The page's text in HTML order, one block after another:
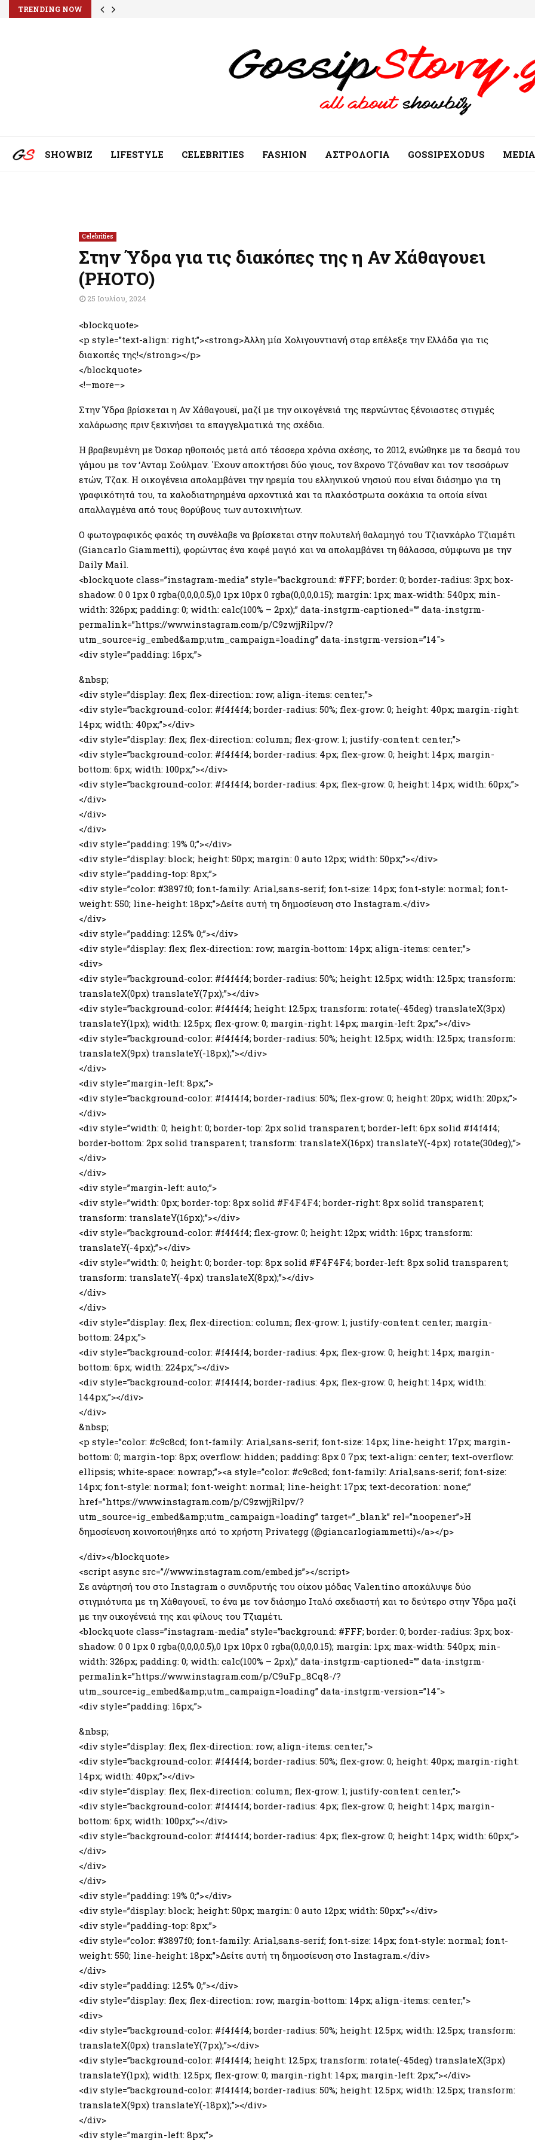
TRENDING NOW
SHOWBIZ LIFESTYLE CELEBRITIES FASHION ΑΣΤΡΟΛΟΓΙΑ GOSSIPEXODUS MEDIA
Celebrities
Στην Ύδρα για τις διακόπες της η Αν Χάθαγουει
(PHOTO)
25 Ιουλίου, 2024
<blockquote>
<p style=”text-align: right;”><strong>Άλλη μία Χολιγουντιανή σταρ επέλεξε την Ελλάδα για τις
διακοπές της!</strong></p>
</blockquote>
<!–more–>
Στην Ύδρα βρίσκεται η Αν Χάθαγουεϊ, μαζί με την οικογένειά της περνώντας ξένοιαστες στιγμές
χαλάρωσης πριν ξεκινήσει τα επαγγελματικά της σχέδια.
Η βραβευμένη με Όσκαρ ηθοποιός μετά από τέσσερα χρόνια σχέσης, το 2012, ενώθηκε με τα δεσμά του
γάμου με τον ‘Ανταμ Σούλμαν. ΄Εχουν αποκτήσει δύο γιους, τον 8χρονο Τζόναθαν και τον τεσσάρων
ετών, Τζακ. Η οικογένεια απολαμβάνει την ηρεμία του ελληνικού νησιού που είναι διάσημο για τη
γραφικότητά του, τα καλοδιατηρημένα αρχοντικά και τα πλακόστρωτα σοκάκια τα οποία είναι
απαλλαγμένα από τους θορύβους των αυτοκινήτων.
Ο φωτογραφικός φακός τη συνέλαβε να βρίσκεται στην πολυτελή θαλαμηγό του Τζιανκάρλο Τζιαμέτι
(Giancarlo Giammetti), φορώντας ένα καφέ μαγιό και να απολαμβάνει τη θάλασσα, σύμφωνα με την
Daily Mail.
<blockquote class=”instagram-media” style=”background: #FFF; border: 0; border-radius: 3px; box-
shadow: 0 0 1px 0 rgba(0,0,0,0.5),0 1px 10px 0 rgba(0,0,0,0.15); margin: 1px; max-width: 540px; min-
width: 326px; padding: 0; width: calc(100% – 2px);” data-instgrm-captioned=”” data-instgrm-
permalink=”https://www.instagram.com/p/C9zwjjRilpv/?
utm_source=ig_embed&amp;utm_campaign=loading” data-instgrm-version=”14″>
<div style=”padding: 16px;”>
&nbsp;
<div style=”display: flex; flex-direction: row; align-items: center;”>
<div style=”background-color: #f4f4f4; border-radius: 50%; flex-grow: 0; height: 40px; margin-right:
14px; width: 40px;”></div>
<div style=”display: flex; flex-direction: column; flex-grow: 1; justify-content: center;”>
<div style=”background-color: #f4f4f4; border-radius: 4px; flex-grow: 0; height: 14px; margin-
bottom: 6px; width: 100px;”></div>
<div style=”background-color: #f4f4f4; border-radius: 4px; flex-grow: 0; height: 14px; width: 60px;”>
</div>
</div>
</div>
<div style=”padding: 19% 0;”></div>
<div style=”display: block; height: 50px; margin: 0 auto 12px; width: 50px;”></div>
<div style=”padding-top: 8px;”>
<div style=”color: #3897f0; font-family: Arial,sans-serif; font-size: 14px; font-style: normal; font-
weight: 550; line-height: 18px;”>Δείτε αυτή τη δημοσίευση στο Instagram.</div>
</div>
<div style=”padding: 12.5% 0;”></div>
<div style=”display: flex; flex-direction: row; margin-bottom: 14px; align-items: center;”>
<div>
<div style=”background-color: #f4f4f4; border-radius: 50%; height: 12.5px; width: 12.5px; transform:
translateX(0px) translateY(7px);”></div>
<div style=”background-color: #f4f4f4; height: 12.5px; transform: rotate(-45deg) translateX(3px)
translateY(1px); width: 12.5px; flex-grow: 0; margin-right: 14px; margin-left: 2px;”></div>
<div style=”background-color: #f4f4f4; border-radius: 50%; height: 12.5px; width: 12.5px; transform:
translateX(9px) translateY(-18px);”></div>
</div>
<div style=”margin-left: 8px;”>
<div style=”background-color: #f4f4f4; border-radius: 50%; flex-grow: 0; height: 20px; width: 20px;”>
</div>
<div style=”width: 0; height: 0; border-top: 2px solid transparent; border-left: 6px solid #f4f4f4;
border-bottom: 2px solid transparent; transform: translateX(16px) translateY(-4px) rotate(30deg);”>
</div>
</div>
<div style=”margin-left: auto;”>
<div style=”width: 0px; border-top: 8px solid #F4F4F4; border-right: 8px solid transparent;
transform: translateY(16px);”></div>
<div style=”background-color: #f4f4f4; flex-grow: 0; height: 12px; width: 16px; transform:
translateY(-4px);”></div>
<div style=”width: 0; height: 0; border-top: 8px solid #F4F4F4; border-left: 8px solid transparent;
transform: translateY(-4px) translateX(8px);”></div>
</div>
</div>
<div style=”display: flex; flex-direction: column; flex-grow: 1; justify-content: center; margin-
bottom: 24px;”>
<div style=”background-color: #f4f4f4; border-radius: 4px; flex-grow: 0; height: 14px; margin-
bottom: 6px; width: 224px;”></div>
<div style=”background-color: #f4f4f4; border-radius: 4px; flex-grow: 0; height: 14px; width:
144px;”></div>
</div>
&nbsp;
<p style=”color: #c9c8cd; font-family: Arial,sans-serif; font-size: 14px; line-height: 17px; margin-
bottom: 0; margin-top: 8px; overflow: hidden; padding: 8px 0 7px; text-align: center; text-overflow:
ellipsis; white-space: nowrap;”><a style=”color: #c9c8cd; font-family: Arial,sans-serif; font-size:
14px; font-style: normal; font-weight: normal; line-height: 17px; text-decoration: none;”
href=”https://www.instagram.com/p/C9zwjjRilpv/?
utm_source=ig_embed&amp;utm_campaign=loading” target=”_blank” rel=”noopener”>Η
δημοσίευση κοινοποιήθηκε από το χρήστη Privategg (@giancarlogiammetti)</a></p>
</div></blockquote>
<script async src=”//www.instagram.com/embed.js”></script>
Σε ανάρτησή του στο Instagram ο συνιδρυτής του οίκου μόδας Valentino αποκάλυψε δύο
στιγμιότυπα με τη Χάθαγουεϊ, το ένα με τον διάσημο Ιταλό σχεδιαστή και το δεύτερο στην Ύδρα μαζί
με την οικογένειά της και φίλους του Τζιαμέτι.
<blockquote class=”instagram-media” style=”background: #FFF; border: 0; border-radius: 3px; box-
shadow: 0 0 1px 0 rgba(0,0,0,0.5),0 1px 10px 0 rgba(0,0,0,0.15); margin: 1px; max-width: 540px; min-
width: 326px; padding: 0; width: calc(100% – 2px);” data-instgrm-captioned=”” data-instgrm-
permalink=”https://www.instagram.com/p/C9uFp_8Cq8-/?
utm_source=ig_embed&amp;utm_campaign=loading” data-instgrm-version=”14″>
<div style=”padding: 16px;”>
&nbsp;
<div style=”display: flex; flex-direction: row; align-items: center;”>
<div style=”background-color: #f4f4f4; border-radius: 50%; flex-grow: 0; height: 40px; margin-right:
14px; width: 40px;”></div>
<div style=”display: flex; flex-direction: column; flex-grow: 1; justify-content: center;”>
<div style=”background-color: #f4f4f4; border-radius: 4px; flex-grow: 0; height: 14px; margin-
bottom: 6px; width: 100px;”></div>
<div style=”background-color: #f4f4f4; border-radius: 4px; flex-grow: 0; height: 14px; width: 60px;”>
</div>
</div>
</div>
<div style=”padding: 19% 0;”></div>
<div style=”display: block; height: 50px; margin: 0 auto 12px; width: 50px;”></div>
<div style=”padding-top: 8px;”>
<div style=”color: #3897f0; font-family: Arial,sans-serif; font-size: 14px; font-style: normal; font-
weight: 550; line-height: 18px;”>Δείτε αυτή τη δημοσίευση στο Instagram.</div>
</div>
<div style=”padding: 12.5% 0;”></div>
<div style=”display: flex; flex-direction: row; margin-bottom: 14px; align-items: center;”>
<div>
<div style=”background-color: #f4f4f4; border-radius: 50%; height: 12.5px; width: 12.5px; transform:
translateX(0px) translateY(7px);”></div>
<div style=”background-color: #f4f4f4; height: 12.5px; transform: rotate(-45deg) translateX(3px)
translateY(1px); width: 12.5px; flex-grow: 0; margin-right: 14px; margin-left: 2px;”></div>
<div style=”background-color: #f4f4f4; border-radius: 50%; height: 12.5px; width: 12.5px; transform:
translateX(9px) translateY(-18px);”></div>
</div>
<div style=”margin-left: 8px;”>